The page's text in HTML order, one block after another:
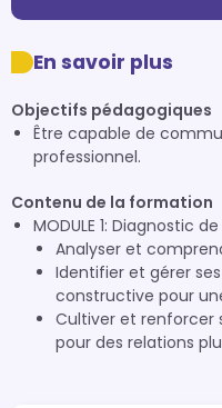
En savoir plus
Objectifs pédagogiques
Être capable de
professionnel.
Contenu de la formation
MODULE 1: Diagnostic
Analyser et
Identifier et gérer
constructive pour
Cultiver et renforcer
pour des relations